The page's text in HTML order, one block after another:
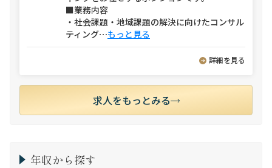
■業務内容
・社会課題・地域課題の解決に向けたコンサル
ティング⋯もっと見る
詳細を見る
求人をもっとみる
年収から探す